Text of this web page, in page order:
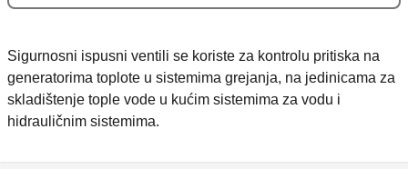
Sigurnosni ispusni ventili se koriste za kontrolu pritiska na
generatorima toplote u sistemima grejanja, na jedinicama za
skladištenje tople vode u kućim sistemima za vodu i
hidrauličnim sistemima.